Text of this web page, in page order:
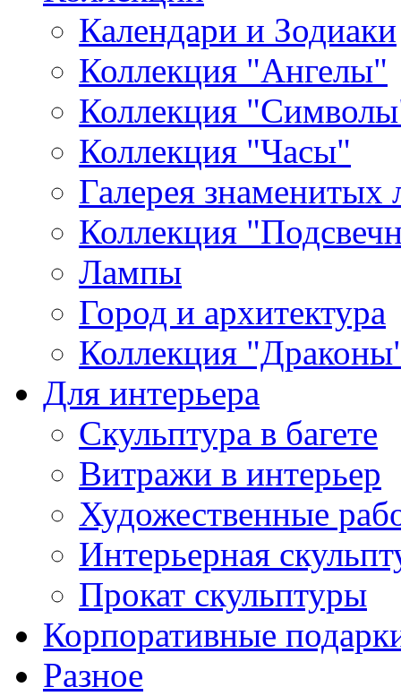
Календари и Зодиаки
Коллекция "Ангелы"
Коллекция
Коллекция "Часы"
Галерея знаменитых
Коллекция
Лампы
Город и архитектура
Коллекция
Для интерьера
Скульптура в багете
Витражи в интерьер
Художественные
Интерьерная
Прокат скульптуры
Корпоративные
Разное